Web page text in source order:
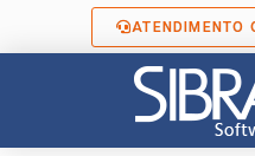
ATENDIMENTO